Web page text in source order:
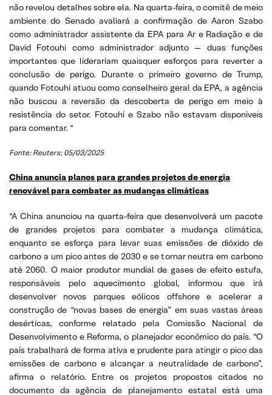
não revelou detalhes sobre ela. Na quarta-feira, o comitê de meio
ambiente do Senado avaliará a confirmação de Aaron Szabo
como administrador assistente da EPA para Ar e Radiação e de
David Fotouhi como administrador adjunto — duas funções
importantes que liderariam quaisquer esforços para reverter a
conclusão de perigo. Durante o primeiro governo de Trump,
quando Fotouhi atuou como conselheiro geral da EPA, a agência
não buscou a reversão da descoberta de perigo em meio à
resistência do setor. Fotouhi e Szabo não estavam disponíveis
para comentar. “
Fonte: Reuters; 05/03/2025
China anuncia planos para grandes projetos de energia
renovável para combater as mudanças climáticas
“A China anunciou na quarta-feira que desenvolverá um pacote
de grandes projetos para combater a mudança climática,
enquanto se esforça para levar suas emissões de dióxido de
carbono a um pico antes de 2030 e se tornar neutra em carbono
até 2060. O maior produtor mundial de gases de efeito estufa,
responsáveis pelo aquecimento global, informou que irá
desenvolver novos parques eólicos offshore e acelerar a
construção de “novas bases de energia” em suas vastas áreas
desérticas, conforme relatado pela Comissão Nacional de
Desenvolvimento e Reforma, o planejador econômico do país. “O
país trabalhará de forma ativa e prudente para atingir o pico das
emissões de carbono e alcançar a neutralidade de carbono”,
afirma o relatório. Entre os projetos propostos citados no
documento da agência de planejamento estatal está uma